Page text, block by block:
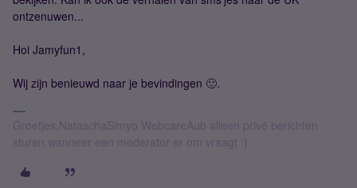
ontzenuwen...
Hoi Jamyfun1,
Wij zijn benieuwd naar je bevindingen 🙂.
Groetjes,NataschaSimyo WebcareAub alleen privé berichten
sturen wanneer een moderator er om vraagt :)